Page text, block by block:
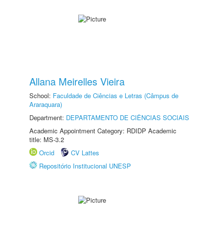
Allana Meirelles Vieira
School: Faculdade de Ciências e Letras (Câmpus de
Araraquara)
Department: DEPARTAMENTO DE CIÊNCIAS SOCIAIS
Academic Appointment Category: RDIDP Academic
title: MS-3.2
Orcid
CV Lattes
Repositório Institucional UNESP